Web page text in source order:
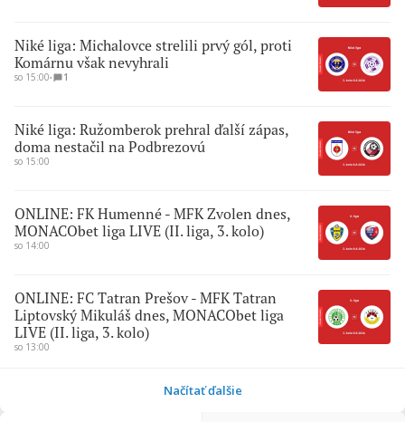
Niké liga: Michalovce strelili prvý gól, proti
Komárnu však nevyhrali
so 15:00∙ 1
Niké liga: Ružomberok prehral ďalší zápas,
doma nestačil na Podbrezovú
so 15:00
ONLINE: FK Humenné - MFK Zvolen dnes,
MONACObet liga LIVE (II. liga, 3. kolo)
so 14:00
ONLINE: FC Tatran Prešov - MFK Tatran
Liptovský Mikuláš dnes, MONACObet liga
LIVE (II. liga, 3. kolo)
so 13:00
Načítať ďalšie